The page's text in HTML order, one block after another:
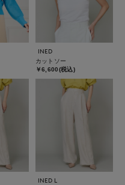
INED
カットソー
￥6,600(税込)
INED L